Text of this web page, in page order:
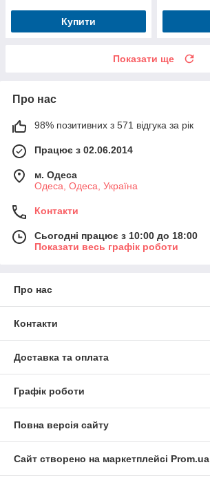
Купити
Показати ще
Про нас
98% позитивних з 571 відгука за рік
Працює з 02.06.2014
м. Одеса
Одеса, Одеса, Україна
Контакти
Сьогодні працює з 10:00 до 18:00
Показати весь графік роботи
Про нас
Контакти
Доставка та оплата
Графік роботи
Повна версія сайту
Сайт створено на маркетплейсі Prom.ua